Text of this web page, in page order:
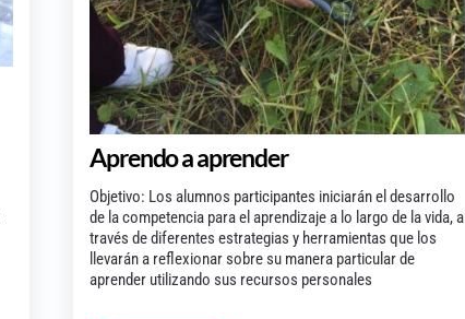
Aprendo a aprender
Objetivo: Los alumnos participantes iniciarán el desarrollo
de la competencia para el aprendizaje a lo largo de la vida, a
través de diferentes estrategias y herramientas que los
llevarán a reflexionar sobre su manera particular de
aprender utilizando sus recursos personales